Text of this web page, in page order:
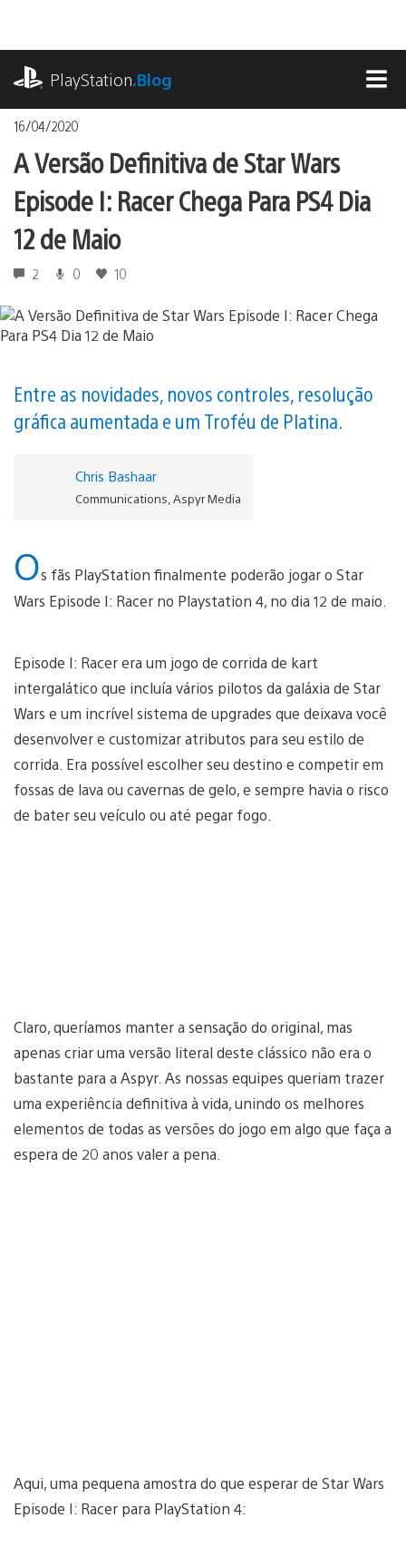
o
conteúdo
PlayStation.Blog
16/04/2020
A Versão Definitiva de Star Wars
Episode I: Racer Chega Para PS4 Dia
12 de Maio
2 0 10
Entre as novidades, novos controles, resolução
gráfica aumentada e um Troféu de Platina.
Chris Bashaar
Communications, Aspyr Media
Os fãs PlayStation finalmente poderão jogar o Star
Wars Episode I: Racer no Playstation 4, no dia 12 de maio.
Episode I: Racer era um jogo de corrida de kart
intergalático que incluía vários pilotos da galáxia de Star
Wars e um incrível sistema de upgrades que deixava você
desenvolver e customizar atributos para seu estilo de
corrida. Era possível escolher seu destino e competir em
fossas de lava ou cavernas de gelo, e sempre havia o risco
de bater seu veículo ou até pegar fogo.
Claro, queríamos manter a sensação do original, mas
apenas criar uma versão literal deste clássico não era o
bastante para a Aspyr. As nossas equipes queriam trazer
uma experiência definitiva à vida, unindo os melhores
elementos de todas as versões do jogo em algo que faça a
espera de 20 anos valer a pena.
Aqui, uma pequena amostra do que esperar de Star Wars
Episode I: Racer para PlayStation 4: